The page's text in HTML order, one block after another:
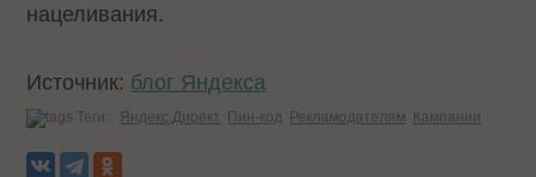
нацеливания.
Источник: блог Яндекса
Теги: Яндекс.Директ Пин-код Рекламодателям Кампании